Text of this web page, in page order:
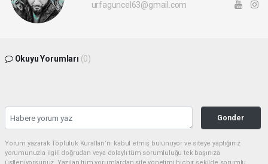
urfaguncel63@gmail.com
Okuyu Yorumları (0)
Gonder
Yorum yazarak Topluluk Kuralları’nı kabul etmiş bulunuyor ve siteye yaptığınız
yorumunuzla ilgili doğrudan veya dolaylı tüm sorumluluğu tek başınıza
üstleniyorsunuz. Yazılan tüm yorumlardan site yönetimi hiçbir şekilde sorumlu